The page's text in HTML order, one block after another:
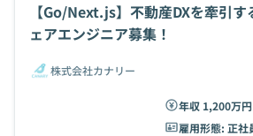
【Go/Next.js】不動産DXを牽引
ェアエンジニア募集！
株式会社カナリー
年収 1,200万
雇用形態: 正社